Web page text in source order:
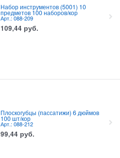
Набор инструментов (5001) 10
предметов 100 наборов/кор
Арт.: 088-209
109,44 руб.
Плоскогубцы (пассатижи) 6 дюймов
100 шт/кор
Арт.: 088-212
99,44 руб.